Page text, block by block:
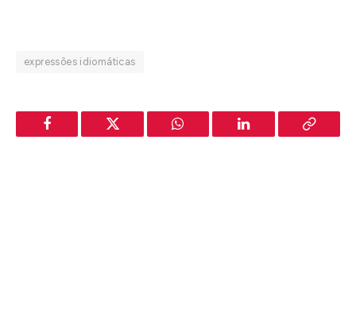
expressões idiomáticas
Facebook Twitter WhatsApp LinkedIn
Copy